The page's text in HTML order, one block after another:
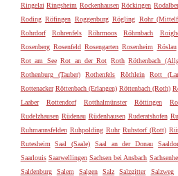
Ringelai Ringsheim Rockenhausen Röckingen
Roding Röfingen Roggenburg Rögling Rohr
Rohrdorf
Rohrenfels Röhrmoos Röhrnbach
Rosenberg Rosenfeld Rosengarten Rosenheim Röslau
Rot am See Rot an der Rot Roth Röthenbach
Rothenburg (Tauber)
Rothenfels Röthlein Rott
Rottenacker Röttenbach (Erlangen) Röttenbach (Roth)
Laaber
Rottendorf Rotthalmünster Röttingen
Rudelzhausen Rüdenau Rüdenhausen Ruderatshofen
Ruhmannsfelden Ruhpolding Ruhr Ruhstorf (Rott)
Rutesheim
Saal (Saale) Saal an der Donau
Saarlouis Saarwellingen Sachsen bei Ansbach
Saldenburg
Salem Salgen Salz Salzgitter Salzweg